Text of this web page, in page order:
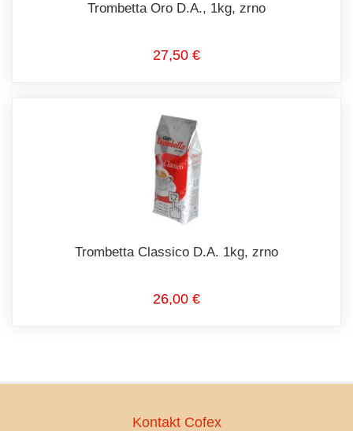
Trombetta Oro D.A., 1kg, zrno
27,50 €
Trombetta Classico D.A. 1kg, zrno
26,00 €
Kontakt Cofex